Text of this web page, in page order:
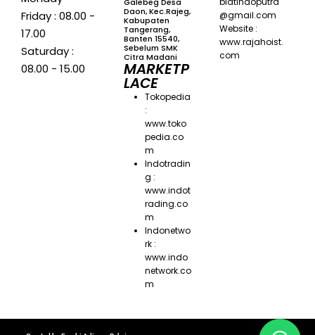
Friday : 08.00 -
17.00
Saturday :
08.00 - 15.00
Daon, Kec.Rajeg,
Kabupaten
Tangerang,
Banten 15540,
Sebelum SMK
Citra Madani
MARKETP
LACE
Tokopedia
:
www.toko
pedia.co
m
Indotradin
g :
www.indot
rading.co
m
Indonetwo
rk :
www.indo
network.co
m
@gmail.com
Website :
www.rajahoist.
com